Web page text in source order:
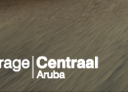
matanan no ta duna
por sirbi otro. Y esaki
di biba den scuridad y